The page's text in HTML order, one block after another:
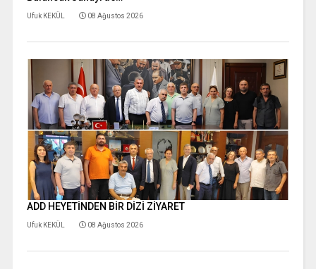
Ufuk KEKÜL 08 Ağustos 2026
ADD HEYETİNDEN BİR DİZİ ZİYARET
Ufuk KEKÜL 08 Ağustos 2026